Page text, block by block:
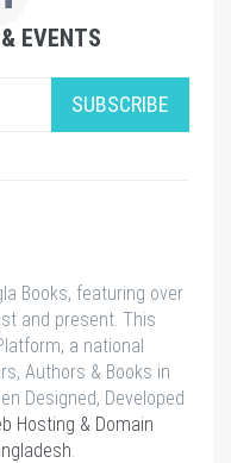
EVENTS
SUBSCRIBE
Books, featuring over
and present. This
a national
Authors & Books in
Designed, Developed
Hosting & Domain